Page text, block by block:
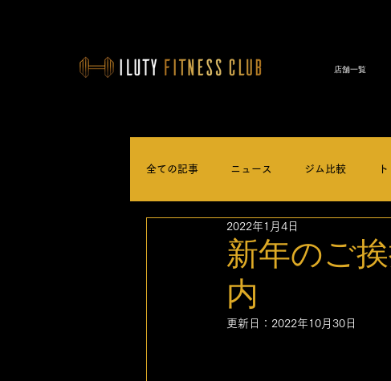
店舗一覧
全ての記事 ニュース ジム比較
新年のご
内
2022年1月4日
更新日： 2022年10月30日